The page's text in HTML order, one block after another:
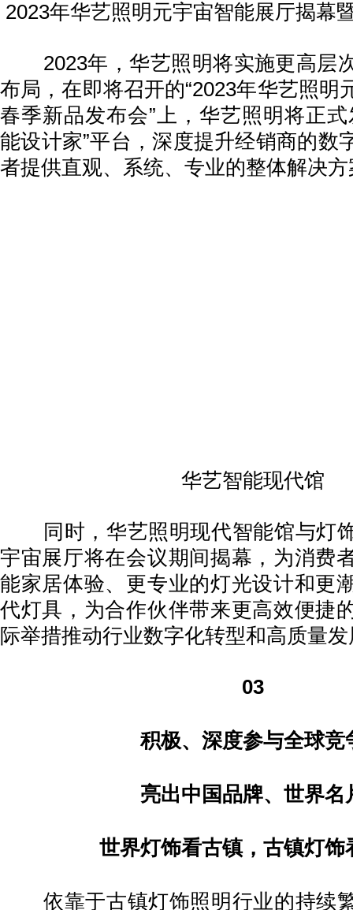
2023年华艺照明元宇宙智能展厅揭幕
2023年，华艺照明将实施更高层
布局，在即将召开的“2023年华艺照明
春季新品发布会”上，华艺照明将正
能设计家”平台，深度提升经销商的数
者提供直观、系统、专业的整体解决方
华艺智能现代馆
同时，华艺照明现代智能馆与灯
宇宙展厅将在会议期间揭幕，为消费
能家居体验、更专业的灯光设计和更
代灯具，为合作伙伴带来更高效便捷
际举措推动行业数字化转型和高质量
03
积极、深度参与全球竞
亮出中国品牌、世界名
世界灯饰看古镇，古镇灯饰
依靠于古镇灯饰照明行业的持续